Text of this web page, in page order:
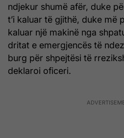
ndjekur shumë afër, duke
t’i kaluar të gjithë, duke më
kaluar një makinë nga
dritat e emergjencës të
burg për shpejtësi të
deklaroi oficeri.